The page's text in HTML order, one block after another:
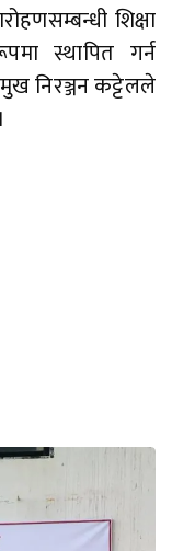
शिक्षा
स्थापित गर्न
निरञ्जन कट्टेलले